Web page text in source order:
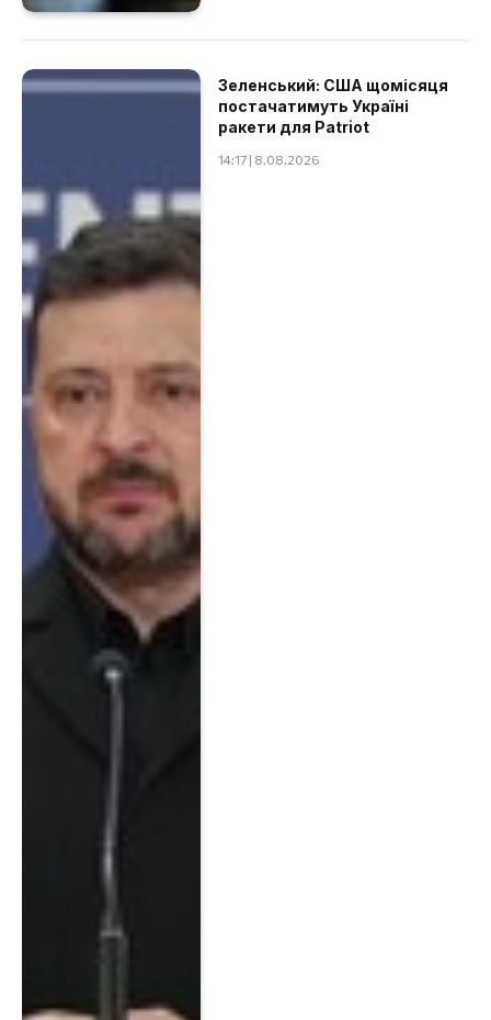
Зеленський: США щомісяця
постачатимуть Україні
ракети для Patriot
14:17 | 8.08.2026